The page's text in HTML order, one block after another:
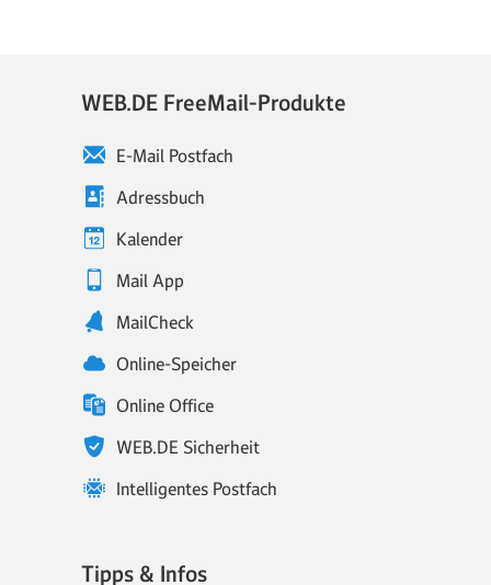
WEB.DE FreeMail-Produkte
E-Mail Postfach
Adressbuch
Kalender
Mail App
MailCheck
Online-Speicher
Online Office
WEB.DE Sicherheit
Intelligentes Postfach
Tipps & Infos